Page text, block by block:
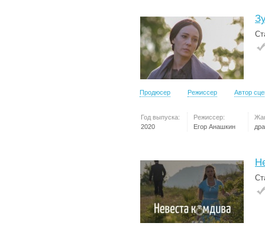
Продюсер Режиссер Автор
Год выпуска:
2020
Режиссер:
Егор Анашкин